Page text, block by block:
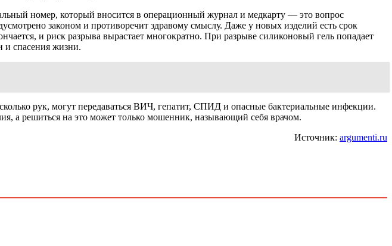
номер, который вносится в операционный журнал и медкарту — это вопрос
законом и противоречит здравому смыслу. Даже у новых изделий есть срок
и риск разрыва вырастает многократно. При разрыве силиконовый гель попадает
и спасения жизни.
рук, могут передаваться ВИЧ, гепатит, СПИД и опасные бактериальные инфекции.
а решиться на это может только мошенник, называющий себя врачом.
Источник: argumenti.ru